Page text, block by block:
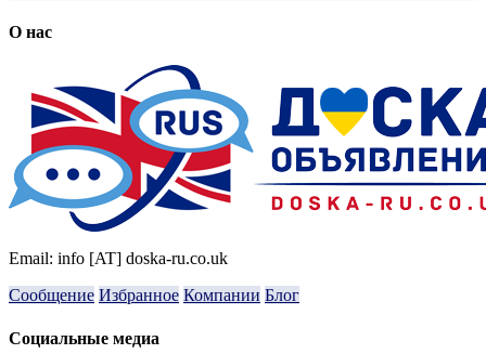
О нас
Email: info [AT] doska-ru.co.uk
Сообщение Избранное Компании Блог
Социальные медиа